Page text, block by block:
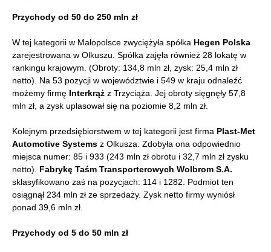
Przychody od 50 do 250 mln zł
W tej kategorii w Małopolsce zwyciężyła spółka Hegen Polska
zarejestrowana w Olkuszu. Spółka zajęła również 28 lokatę w
rankingu krajowym. (Obroty: 134,8 mln zł, zysk: 25,4 mln zł
netto). Na 53 pozycji w województwie i 549 w kraju odnaleźć
możemy firmę Interkrąż z Trzyciąża. Jej obroty sięgnęły 57,8
mln zł, a zysk uplasował się na poziomie 8,2 mln zł.
Kolejnym przedsiębiorstwem w tej kategorii jest firma Plast-Met
Automotive Systems z Olkusza. Zdobyła ona odpowiednio
miejsca numer: 85 i 933 (243 mln zł obrotu i 32,7 mln zł zysku
netto). Fabrykę Taśm Transporterowych Wolbrom S.A.
sklasyfikowano zaś na pozycjach: 114 i 1282. Podmiot ten
osiągnął 234 mln zł ze sprzedaży. Zysk netto firmy wyniósł
ponad 39,6 mln zł.
Przychody od 5 do 50 mln zł